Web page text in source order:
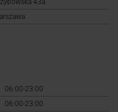
43a
06:00-23:00
06:00-23:00